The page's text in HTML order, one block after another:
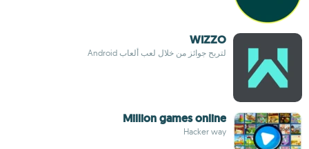
WIZZO
لتربح جوائز من خلال لعب ألعاب Android
Million games online
Hacker way